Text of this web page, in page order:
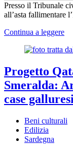
Presso il Tribunale
all’asta fallimentare
Continua a leggere
Progetto
Smeralda:
case galluresi
Beni culturali
Edilizia
Sardegna